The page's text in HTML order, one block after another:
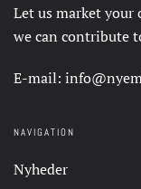
Let us market your
we can contribute
E-mail:
NAVIGATION
Nyheder